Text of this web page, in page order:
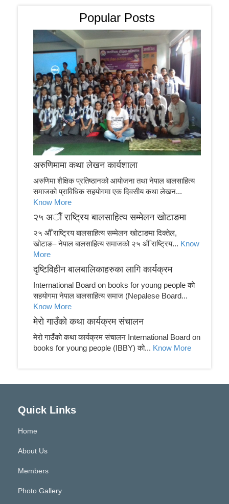
Popular Posts
अरुणिमामा कथा लेखन कार्यशाला
अरुणिमा शैक्षिक प्रतिष्ठानको आयोजना तथा नेपाल बालसाहित्य
समाजको प्राविधिक सहयोगमा एक दिवसीय कथा लेखन...
Know More
२५ अाैँ राष्ट्रिय बालसाहित्य सम्मेलन खाेटाङमा
२५ औँ राष्ट्रिय बालसाहित्य सम्मेलन खोटाङमा दिक्तेल,
खोटाङ– नेपाल बालसाहित्य समाजको २५ औँ राष्ट्रिय... Know
More
दृष्टिविहीन बालबालिकाहरुका लागि कार्यक्रम
International Board on books for young people काे
सहयाेगमा नेपाल बालसाहित्य समाज (Nepalese Board...
Know More
मेरो गाउँको कथा कार्यक्रम संचालन
मेरो गाउँको कथा कार्यक्रम संचालन International Board on
books for young people (IBBY) को... Know More
Quick Links
Home
About Us
Members
Photo Gallery